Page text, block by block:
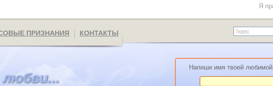
любви...
ПРИЗНАНИЯ КОНТАКТЫ
Напиши имя твоей
Я